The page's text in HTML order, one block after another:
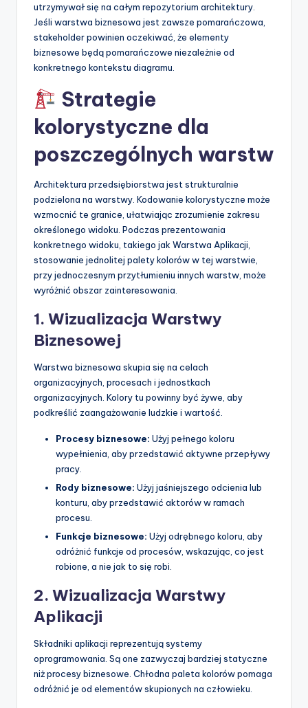
utrzymywał się na całym repozytorium architektury.
Jeśli warstwa biznesowa jest zawsze pomarańczowa,
stakeholder powinien oczekiwać, że elementy
biznesowe będą pomarańczowe niezależnie od
konkretnego kontekstu diagramu.
Strategie
kolorystyczne dla
poszczególnych warstw
Architektura przedsiębiorstwa jest strukturalnie
podzielona na warstwy. Kodowanie kolorystyczne może
wzmocnić te granice, ułatwiając zrozumienie zakresu
określonego widoku. Podczas prezentowania
konkretnego widoku, takiego jak Warstwa Aplikacji,
stosowanie jednolitej palety kolorów w tej warstwie,
przy jednoczesnym przytłumieniu innych warstw, może
wyróżnić obszar zainteresowania.
1. Wizualizacja Warstwy
Biznesowej
Warstwa biznesowa skupia się na celach
organizacyjnych, procesach i jednostkach
organizacyjnych. Kolory tu powinny być żywe, aby
podkreślić zaangażowanie ludzkie i wartość.
Procesy biznesowe: Użyj pełnego koloru
wypełnienia, aby przedstawić aktywne przepływy
pracy.
Rody biznesowe: Użyj jaśniejszego odcienia lub
konturu, aby przedstawić aktorów w ramach
procesu.
Funkcje biznesowe: Użyj odrębnego koloru, aby
odróżnić funkcje od procesów, wskazując, co jest
robione, a nie jak to się robi.
2. Wizualizacja Warstwy
Aplikacji
Składniki aplikacji reprezentują systemy
oprogramowania. Są one zazwyczaj bardziej statyczne
niż procesy biznesowe. Chłodna paleta kolorów pomaga
odróżnić je od elementów skupionych na człowieku.